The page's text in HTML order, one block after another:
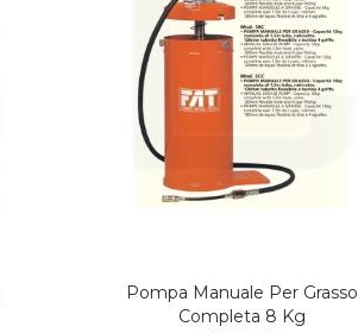
Pompa Manuale Per Grasso
Completa 8 Kg